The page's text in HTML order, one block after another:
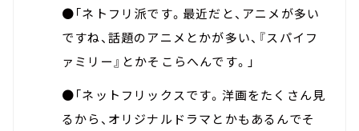
●「ネトフリ派です。最近だと、アニメが多い
ですね、話題のアニメとかが多い、『スパイフ
ァミリー』とかそこらへんです。」
●「ネットフリックスです。洋画をたくさん見
るから、オリジナルドラマとかもあるんでそ